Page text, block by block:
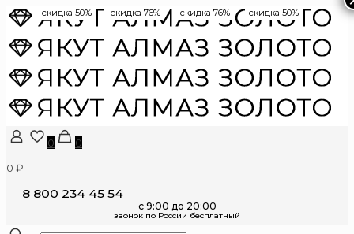
0
0
0 ₽
8 800 234 45 54
скидка 50% скидка 76% скидка 76% скидка 50%